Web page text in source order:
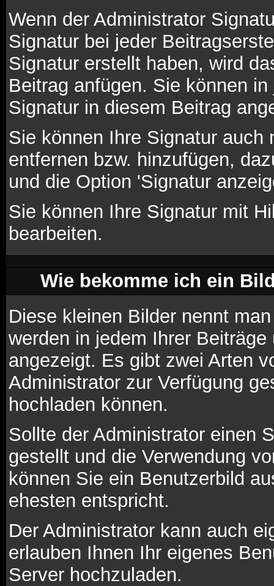
Wenn der Administrator
Signatur bei jeder
Signatur erstellt haben, wird
Beitrag anfügen. Sie können
Signatur in diesem Beitrag
Sie können Ihre Signatur
entfernen bzw. hinzufügen,
und die Option 'Signatur
Sie können Ihre Signatur mit
bearbeiten.
Wie bekomme ich ein
Diese kleinen Bilder nennt
werden in jedem Ihrer
angezeigt. Es gibt zwei Arten
Administrator zur Verfügung
hochladen können.
Sollte der Administrator einen
gestellt und die Verwendung
können Sie ein Benutzerbild
ehesten entspricht.
Der Administrator kann auch
erlauben Ihnen Ihr eigenes
Server hochzuladen.